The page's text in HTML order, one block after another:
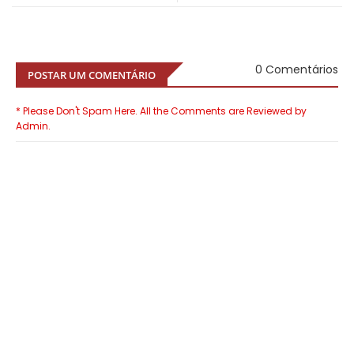
POSTAR UM COMENTÁRIO 0 Comentários
* Please Don't Spam Here. All the Comments are Reviewed by
Admin.